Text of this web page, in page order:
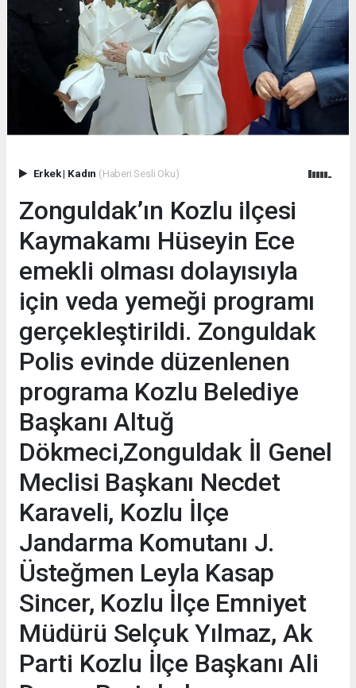
Erkek| Kadın (Haberi Sesli Oku)
Zonguldak’ın Kozlu ilçesi
Kaymakamı Hüseyin Ece
emekli olması dolayısıyla
için veda yemeği programı
gerçekleştirildi. Zonguldak
Polis evinde düzenlenen
programa Kozlu Belediye
Başkanı Altuğ
Dökmeci,Zonguldak İl Genel
Meclisi Başkanı Necdet
Karaveli, Kozlu İlçe
Jandarma Komutanı J.
Üsteğmen Leyla Kasap
Sincer, Kozlu İlçe Emniyet
Müdürü Selçuk Yılmaz, Ak
Parti Kozlu İlçe Başkanı Ali